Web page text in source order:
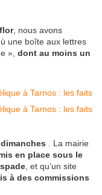
, nous avons
une boîte aux lettres
», dont au moins un
. La mairie
en place sous le
, et qu’un site
à des commissions